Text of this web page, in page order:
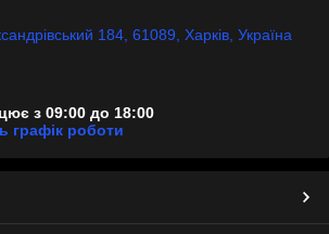
184, 61089, Харків, Україна
з 09:00 до 18:00
графік роботи